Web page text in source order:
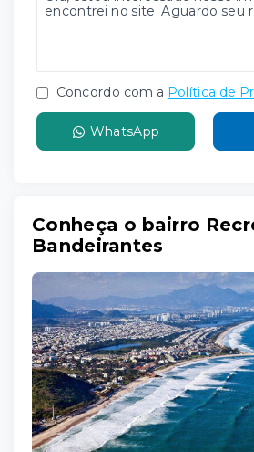
Concordo com a Política de
WhatsApp
Conheça o bairro
Bandeirantes